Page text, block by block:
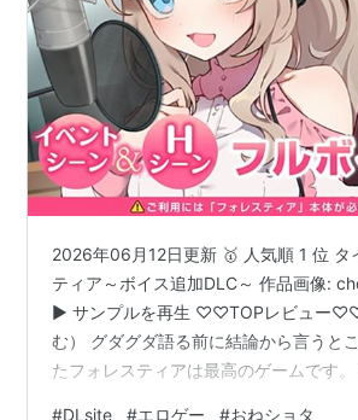
2026年06月12日更新 🥇 人気順 1 位 タ
ティア～ボイス追加DLC～ 作品画像:
▶ サンプルを再生 ♡♡TOPレビュー
む） グダグダ語る前に結論から言うと
たフォレスティアは最高のゲームです
#DLsite #エロゲー #おねショタ